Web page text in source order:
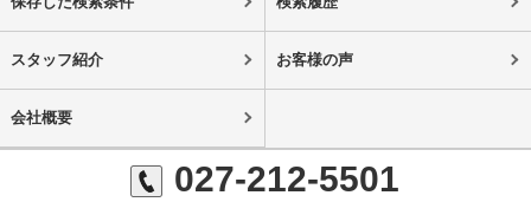
スタッフ紹介 お客様の声
会社概要
027-212-5501